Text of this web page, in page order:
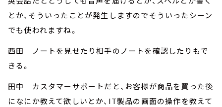
とか、そういったことが発生しますのでそういったシーン
でも使われますね。
西田 ノートを見せたり相手のノートを確認したりもで
きる。
田中 カスタマーサポートだと、お客様が商品を買った後
になにか教えて欲しいとか、IT製品の画面の操作を教えて